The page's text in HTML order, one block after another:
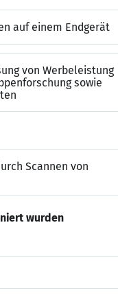
Werdau und
Ihre berufliche
eine maximale
Coaching